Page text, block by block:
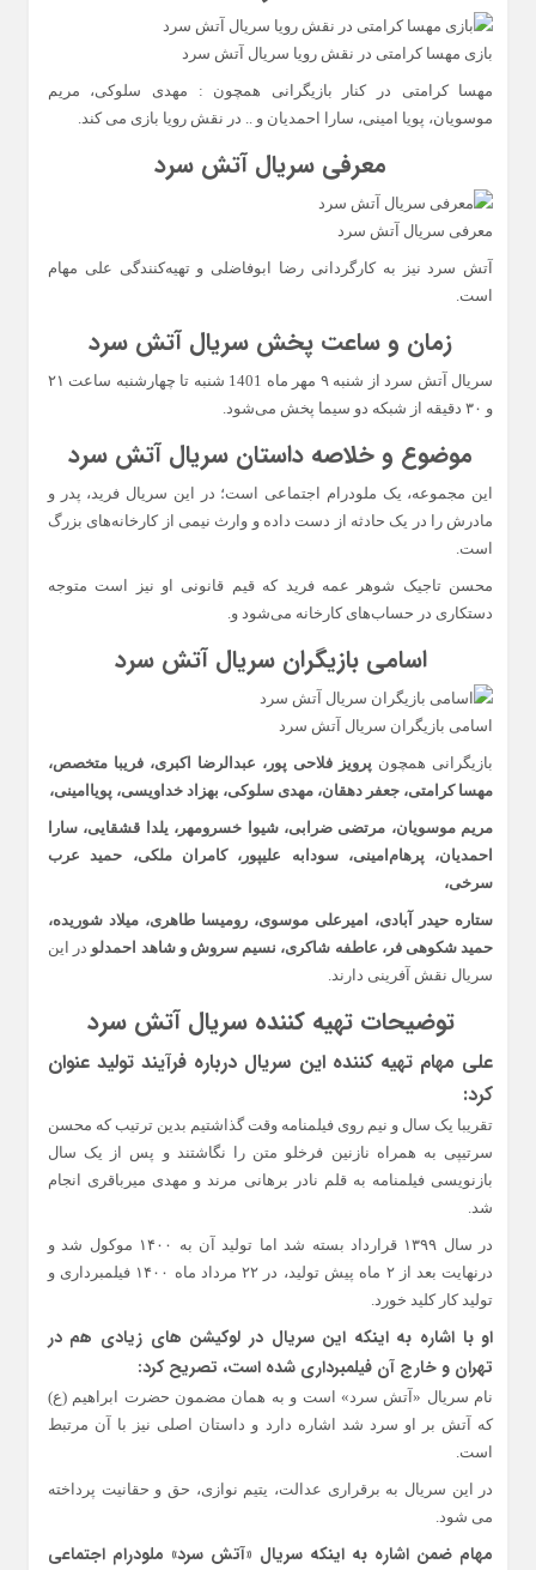
بازی مهسا کرامتی در نقش رویا سریال آتش سرد
مهسا کرامتی در کنار بازیگرانی همچون : مهدی سلوکی، مریم
موسویان، پویا امینی، سارا احمدیان و .. در نقش رویا بازی می کند.
معرفی سریال آتش سرد
معرفی سریال آتش سرد
آتش سرد نیز به کارگردانی رضا ابوفاضلی و تهیه‌کنندگی علی مهام
است.
زمان و ساعت پخش سریال آتش سرد
سریال آتش سرد از شنبه ۹ مهر ماه 1401 شنبه تا چهارشنبه ساعت ۲۱
و ۳۰ دقیقه از شبکه دو سیما پخش می‌شود.
موضوع و خلاصه داستان سریال آتش سرد
این مجموعه، یک ملودرام اجتماعی است؛ در این سریال فرید، پدر و
مادرش را در یک حادثه از دست داده و وارث نیمی از کارخانه‌های بزرگ
است.
محسن تاجیک شوهر عمه فرید که قیم قانونی او نیز است متوجه
دستکاری در حساب‌های کارخانه می‌شود و.
اسامی بازیگران سریال آتش سرد
اسامی بازیگران سریال آتش سرد
بازیگرانی همچون پرویز فلاحی پور، عبدالرضا اکبری، فریبا متخصص،
مهسا کرامتی، جعفر دهقان، مهدی سلوکی، بهزاد خداویسی، پویاامینی،
مریم موسویان، مرتضی ضرابی، شیوا خسرومهر، یلدا قشقایی، سارا
احمدیان، پرهام‌امینی، سودابه علیپور، کامران ملکی، حمید عرب
سرخی،
ستاره حیدر آبادی، امیرعلی موسوی، رومیسا طاهری، میلاد شوریده،
حمید شکوهی فر، عاطفه شاکری، نسیم سروش و شاهد احمدلو در این
سریال نقش آفرینی دارند.
توضیحات تهیه کننده سریال آتش سرد
علی مهام تهیه کننده این سریال درباره فرآیند تولید عنوان
کرد:
تقریبا یک سال و نیم روی فیلمنامه وقت گذاشتیم بدین ترتیب که محسن
سرتیپی به همراه نازنین فرخلو متن را نگاشتند و پس از یک سال
بازنویسی فیلمنامه به قلم نادر برهانی مرند و مهدی میرباقری انجام
شد.
در سال ۱۳۹۹ قرارداد بسته شد اما تولید آن به ۱۴۰۰ موکول شد و
درنهایت بعد از ۲ ماه پیش تولید، در ۲۲ مرداد ماه ۱۴۰۰ فیلمبرداری و
تولید کار کلید خورد.
او با اشاره به اینکه این سریال در لوکیشن های زیادی هم در
تهران و خارج آن فیلمبرداری شده است، تصریح کرد:
نام سریال «آتش سرد» است و به همان مضمون حضرت ابراهیم (ع)
که آتش بر او سرد شد اشاره دارد و داستان اصلی نیز با آن مرتبط
است.
در این سریال به برقراری عدالت، یتیم نوازی، حق و حقانیت پرداخته
می شود.
مهام ضمن اشاره به اینکه سریال «آتش سرد» ملودرام اجتماعی